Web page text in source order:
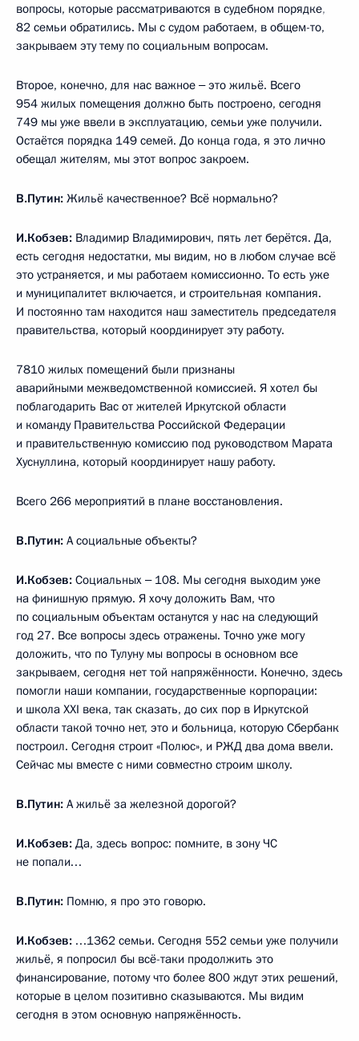
вопросы, которые рассматриваются в судебном порядке,
82 семьи обратились. Мы с судом работаем, в общем-то,
закрываем эту тему по социальным вопросам.
Второе, конечно, для нас важное ‒ это жильё. Всего
954 жилых помещения должно быть построено, сегодня
749 мы уже ввели в эксплуатацию, семьи уже получили.
Остаётся порядка 149 семей. До конца года, я это лично
обещал жителям, мы этот вопрос закроем.
В.Путин: Жильё качественное? Всё нормально?
И.Кобзев: Владимир Владимирович, пять лет берётся. Да,
есть сегодня недостатки, мы видим, но в любом случае всё
это устраняется, и мы работаем комиссионно. То есть уже
и муниципалитет включается, и строительная компания.
И постоянно там находится наш заместитель председателя
правительства, который координирует эту работу.
7810 жилых помещений были признаны
аварийными межведомственной комиссией. Я хотел бы
поблагодарить Вас от жителей Иркутской области
и команду Правительства Российской Федерации
и правительственную комиссию под руководством Марата
Хуснуллина, который координирует нашу работу.
Всего 266 мероприятий в плане восстановления.
В.Путин: А социальные объекты?
И.Кобзев: Социальных ‒ 108. Мы сегодня выходим уже
на финишную прямую. Я хочу доложить Вам, что
по социальным объектам останутся у нас на следующий
год 27. Все вопросы здесь отражены. Точно уже могу
доложить, что по Тулуну мы вопросы в основном все
закрываем, сегодня нет той напряжённости. Конечно, здесь
помогли наши компании, государственные корпорации:
и школа XXI века, так сказать, до сих пор в Иркутской
области такой точно нет, это и больница, которую Сбербанк
построил. Сегодня строит «Полюс», и РЖД два дома ввели.
Сейчас мы вместе с ними совместно строим школу.
В.Путин: А жильё за железной дорогой?
И.Кобзев: Да, здесь вопрос: помните, в зону ЧС
не попали…
В.Путин: Помню, я про это говорю.
И.Кобзев: …1362 семьи. Сегодня 552 семьи уже получили
жильё, я попросил бы всё-таки продолжить это
финансирование, потому что более 800 ждут этих решений,
которые в целом позитивно сказываются. Мы видим
сегодня в этом основную напряжённость.